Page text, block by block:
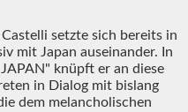
setzte sich bereits in
mit Japan auseinander. In
knüpft er an diese
in Dialog mit bislang
dem melancholischen